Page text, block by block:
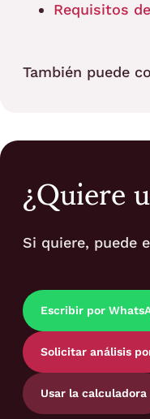
Requisitos
También puede
¿Quiere
Si quiere, puede
Escribir por
Solicitar análisis
Usar la calculadora